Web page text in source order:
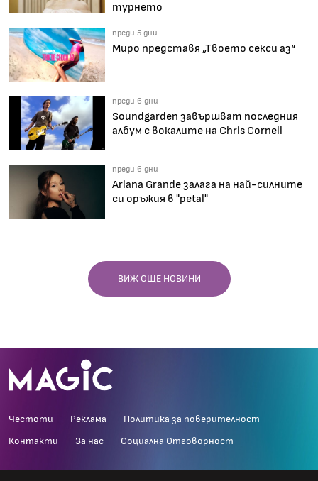
турнето
преди 5 дни
Миро представя „Твоето секси аз“
преди 6 дни
Soundgarden завършват последния
албум с вокалите на Chris Cornell
преди 6 дни
Ariana Grande залага на най-силните
си оръжия в "petal"
ВИЖ ОЩЕ НОВИНИ
Честоти Реклама Политика за поверителност
Контакти За нас Социална Отговорност